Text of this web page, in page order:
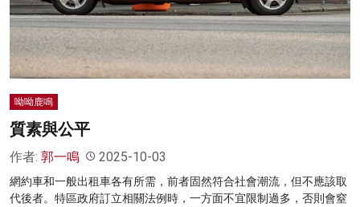
名家榜
灼見活動
呦呦鹿鳴
質素與公平
作者: 郭一鳴 2025-10-03
網約車和一般出租車各有所需，前者固然符合社會潮流，但不應該取
代後者。特區政府訂立相關法例時，一方面不宜限制過多，否則會窒